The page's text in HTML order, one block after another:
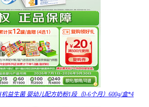
益生菌 婴幼儿配方奶粉1段（0-6个月）600g/盒*4